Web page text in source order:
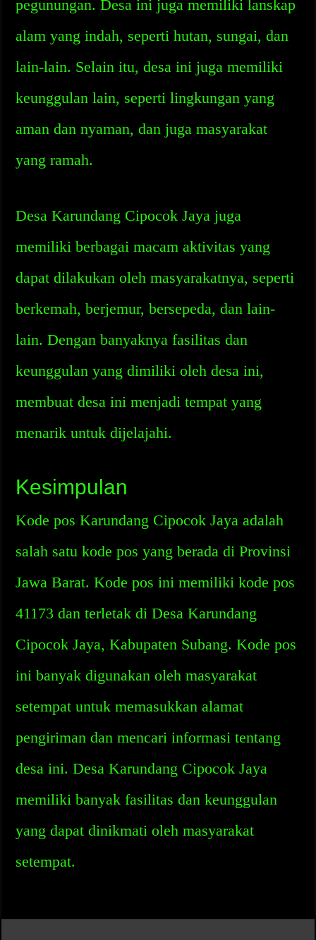
pegunungan. Desa ini juga memiliki lanskap
alam yang indah, seperti hutan, sungai, dan
lain-lain. Selain itu, desa ini juga memiliki
keunggulan lain, seperti lingkungan yang
aman dan nyaman, dan juga masyarakat
yang ramah.
Desa Karundang Cipocok Jaya juga
memiliki berbagai macam aktivitas yang
dapat dilakukan oleh masyarakatnya, seperti
berkemah, berjemur, bersepeda, dan lain-
lain. Dengan banyaknya fasilitas dan
keunggulan yang dimiliki oleh desa ini,
membuat desa ini menjadi tempat yang
menarik untuk dijelajahi.
Kesimpulan
Kode pos Karundang Cipocok Jaya adalah
salah satu kode pos yang berada di Provinsi
Jawa Barat. Kode pos ini memiliki kode pos
41173 dan terletak di Desa Karundang
Cipocok Jaya, Kabupaten Subang. Kode pos
ini banyak digunakan oleh masyarakat
setempat untuk memasukkan alamat
pengiriman dan mencari informasi tentang
desa ini. Desa Karundang Cipocok Jaya
memiliki banyak fasilitas dan keunggulan
yang dapat dinikmati oleh masyarakat
setempat.